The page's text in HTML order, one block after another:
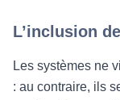
L’inclusion
Les systèmes ne
: au contraire, ils